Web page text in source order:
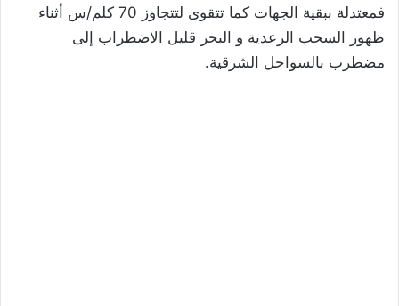
فمعتدلة ببقية الجهات كما تتقوى لتتجاوز 70 كلم/س أثناء
ظهور السحب الرعدية و البحر قليل الاضطراب إلى
مضطرب بالسواحل الشرقية.